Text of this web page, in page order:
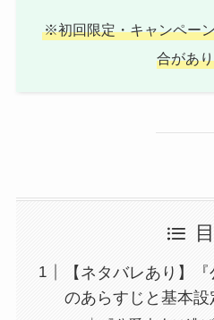
※初回限定・キャンペー
合があ
【ネタバレあり】
のあらすじと基本設